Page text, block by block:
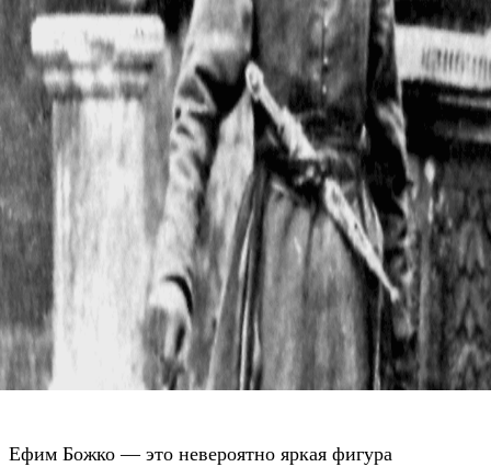
Ефим Божко — это невероятно яркая фигура